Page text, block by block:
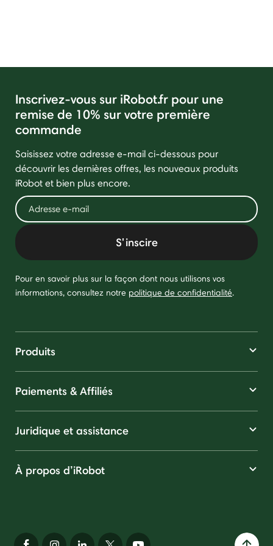
Inscrivez-vous sur iRobot.fr pour une
remise de 10% sur votre première
commande
Saisissez votre adresse e-mail ci-dessous pour
découvrir les dernières offres, les nouveaux produits
iRobot et bien plus encore.
S'inscire
Pour en savoir plus sur la façon dont nous utilisons vos
informations, consultez notre politique de confidentialité.
Produits
Paiements & Affiliés
Juridique et assistance
À propos d’iRobot